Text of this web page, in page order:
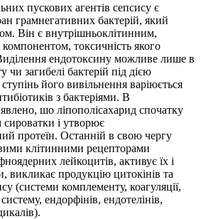
пускових агентів сепсису є
грамнегативних бактерій, який
Він є внутрішньоклітинним,
токсичність якого
ендотоксину можливе лише в
чи загибелі бактерій під дією
його вивільнення варіюється
з бактеріями. В
шо ліпополісахарид спочатку
сироватки і утворює
протеїн. Останній в свою чергу
клітинними рецепторами
лейкоцитів, активує їх і
викликає продукцію цитокінів та
(системи комплементу, коагуляції,
ендорфінів, ендотелінів,